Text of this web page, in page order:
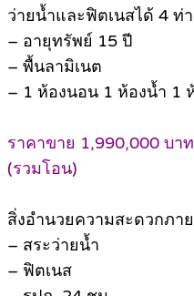
ว่ายน้ำและฟิตเนสได้ 4 ท่
– อายุทรัพย์ 15 ปี
– พื้นลามิเนต
– 1 ห้องนอน 1 ห้องน้ำ 1
ราคาขาย 1,990,000 บาท
(รวมโอน)
สิ่งอำนวยความสะดวกภา
– สระว่ายน้ำ
– ฟิตเนส